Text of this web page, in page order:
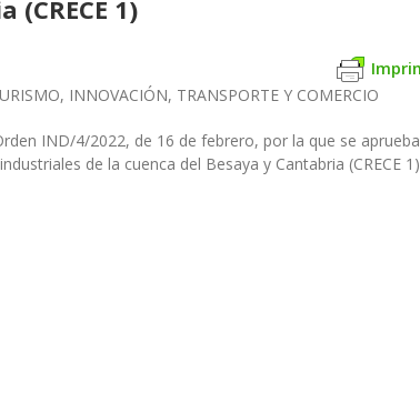
(CRECE 1)
INNOVACIÓN, TRANSPORTE Y COMERCIO
IND/4/2022, de 16 de febrero, por la que se
de la cuenca del Besaya y Cantabria (CRECE